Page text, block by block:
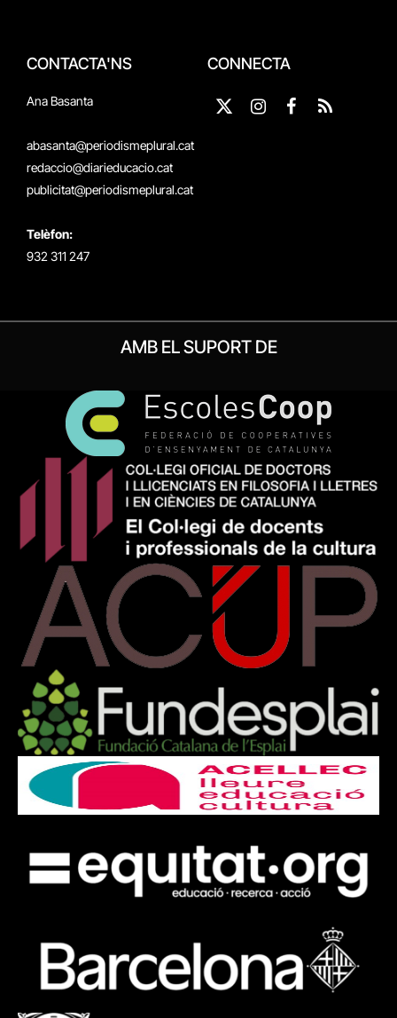
CONTACTA'NS
Ana Basanta
abasanta@periodismeplural.cat
redaccio@diarieducacio.cat
publicitat@periodismeplural.cat
Telèfon:
932 311 247
CONNECTA
X
InstagramFacebook
RSS
AMB EL SUPORT DE